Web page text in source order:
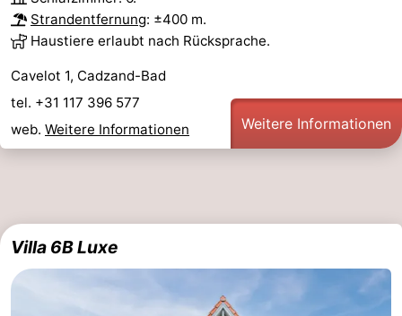
Strandentfernung: ±400 m.
Haustiere erlaubt nach Rücksprache.
Cavelot 1, Cadzand-Bad
tel. +31 117 396 577
web. Weitere Informationen Weitere Informationen
Villa 6B Luxe